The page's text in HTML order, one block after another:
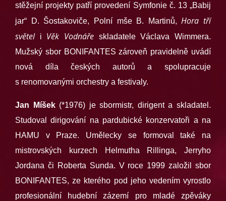
stěžejní projekty patří provedení Symfonie č. 13 „Babij
jar“ D. Šostakoviče, Polní mše B. Martinů, Hora tří
světeli Věk Vodnáře skladatele Václava Wimmera.
Mužský sbor BONIFANTES zároveň pravidelně uvádí
nová díla českých autorů a spolupracuje
s renomovanými orchestry a festivaly.
Jan Míšek(*1976) je sbormistr, dirigent a skladatel.
Studoval dirigování na pardubické konzervatoři a na
HAMU v Praze. Umělecky se formoval také na
mistrovských kurzech Helmutha Rillinga, Jerryho
Jordana či Roberta Sunda. V roce 1999 založil sbor
BONIFANTES, ze kterého pod jeho vedením vyrostlo
profesionální hudební zázemí pro mladé zpěváky